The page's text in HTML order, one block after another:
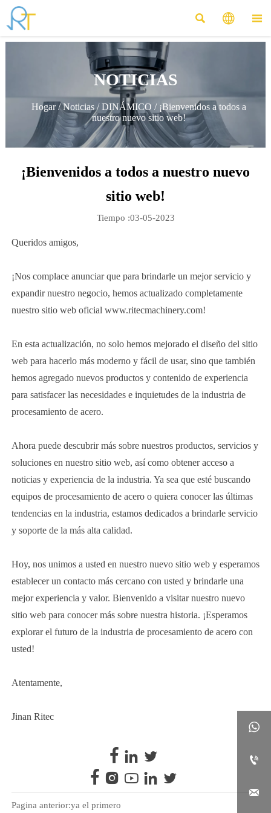
  
NOTICIAS
Hogar/Noticias/DINÁMICO / ¡Bienvenidos a todos a
nuestro nuevo sitio web!
¡Bienvenidos a todos a nuestro nuevo
sitio web!
Tiempo :03-05-2023
Queridos amigos,
¡Nos complace anunciar que para brindarle un mejor servicio y
expandir nuestro negocio, hemos actualizado completamente
nuestro sitio web oficial www.ritecmachinery.com!
En esta actualización, no solo hemos mejorado el diseño del sitio
web para hacerlo más moderno y fácil de usar, sino que también
hemos agregado nuevos productos y contenido de experiencia
para satisfacer las necesidades e inquietudes de la industria de
procesamiento de acero.
Ahora puede descubrir más sobre nuestros productos, servicios y
soluciones en nuestro sitio web, así como obtener acceso a
noticias y experiencia de la industria. Ya sea que esté buscando
equipos de procesamiento de acero o quiera conocer las últimas
tendencias en la industria, estamos dedicados a brindarle servicio
y soporte de la más alta calidad.
Hoy, nos unimos a usted en nuestro nuevo sitio web y esperamos
establecer un contacto más cercano con usted y brindarle una
mejor experiencia y valor. Bienvenido a visitar nuestro nuevo
sitio web para conocer más sobre nuestra historia. ¡Esperamos
explorar el futuro de la industria de procesamiento de acero con
usted!
Atentamente,
Jinan Ritec
  
    
Pagina anterior:ya el primero


